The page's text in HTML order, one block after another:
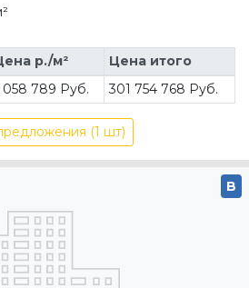
р./м²
Цена итого
058 789 Руб. 301 754 768 Руб.
(1 шт)
B